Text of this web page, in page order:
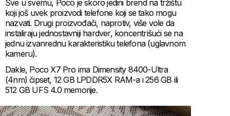
Sve u svemu, Poco je skoro jedini brend na tržištu
koji još uvek proizvodi telefone koji se tako mogu
nazvati. Drugi proizvođači, naprotiv, više vole da
instaliraju jednostavniji hardver, koncentrišući se na
jednu izvanrednu karakteristiku telefona (uglavnom
kameru).
Dakle, Poco X7 Pro ima Dimensity 8400-Ultra
(4nm) čipset, 12 GB LPDDR5X RAM-a i 256 GB ili
512 GB UFS 4.0 memorije.